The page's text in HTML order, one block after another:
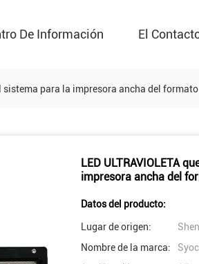
De Información El
sistema para la impresora ancha del formato
LED ULTRAVIOLETA
impresora ancha del
Datos del producto:
Lugar de origen:
Nombre de la marca: